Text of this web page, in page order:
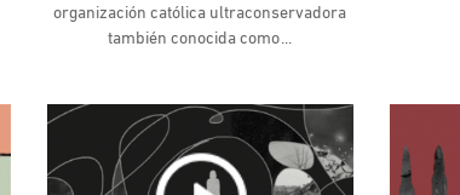
organización católica ultraconservadora
también conocida como